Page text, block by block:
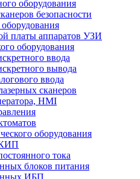
оборудования
безопасности
платы аппаратов УЗИ
оборудования
ввода
вывода
ввода
сканеров
HMI
оборудования
КИП
тока
блоков питания
ИБП